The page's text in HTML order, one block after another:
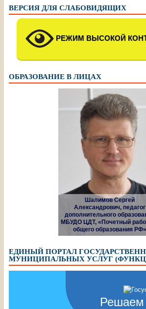
ВЕРСИЯ ДЛЯ СЛАБОВИДЯЩИХ
РЕЖИМ ВЫСОКОЙ
ОБРАЗОВАНИЕ В ЛИЦАХ
Шалимов Сергей
Александрович, педагог
дополнительного
МБУДО ЦДТ, «Почетный
общего образования РФ»
ЕДИНЫЙ ПОРТАЛ
МУНИЦИПАЛЬНЫХ УСЛУГ
Решаем